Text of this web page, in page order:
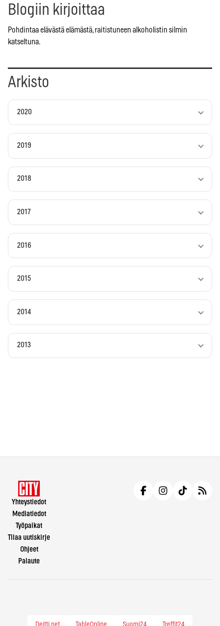
Blogiin kirjoittaa
Pohdintaa elävästä elämästä, raitistuneen alkoholistin silmin
katseltuna.
Arkisto
2020
2019
2018
2017
2016
2015
2014
2013
Yhteystiedot
Mediatiedot
Työpaikat
Tilaa uutiskirje
Ohjeet
Palaute